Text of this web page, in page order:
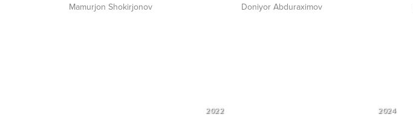
Mamurjon Shokirjonov Doniyor Abduraximov
2022 2024